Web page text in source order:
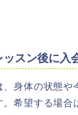
スン後に入
、身体の状態や
。希望する場合